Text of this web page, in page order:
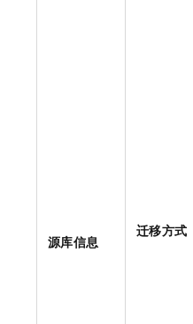
源库信息
迁移方式